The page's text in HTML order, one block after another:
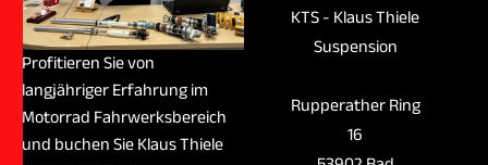
Profitieren Sie von
langjähriger Erfahrung im
Motorrad Fahrwerksbereich
und buchen Sie Klaus Thiele
KTS - Klaus Thiele
Suspension
Rupperather Ring
16